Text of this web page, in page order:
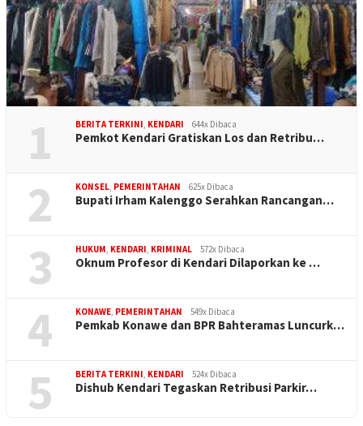
1 BERITA TERKINI, KENDARI 644x Dibaca
Pemkot Kendari Gratiskan Los dan Retribu…
2 KONSEL, PEMERINTAHAN 625x Dibaca
Bupati Irham Kalenggo Serahkan Rancangan…
3 HUKUM, KENDARI, KRIMINAL 572x Dibaca
Oknum Profesor di Kendari Dilaporkan ke …
4 KONAWE, PEMERINTAHAN 549x Dibaca
Pemkab Konawe dan BPR Bahteramas Luncurk…
5 BERITA TERKINI, KENDARI 524x Dibaca
Dishub Kendari Tegaskan Retribusi Parkir…